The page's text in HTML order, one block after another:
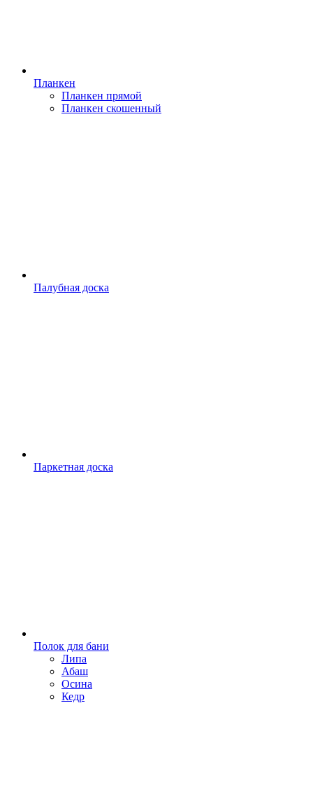
Планкен
Планкен прямой
Планкен скошенный
Палубная доска
Паркетная доска
Полок для бани
Липа
Абаш
Осина
Кедр